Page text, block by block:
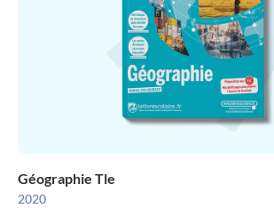
Géographie Tle
2020